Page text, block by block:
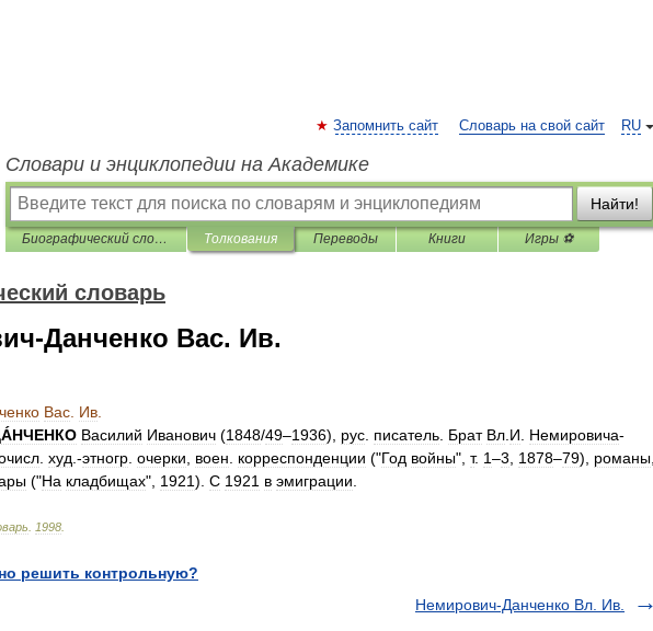
RU
Запомнить сайт Словарь на свой сайт
Словари и энциклопедии на Академике
Найти!
Биографический словарь Толкования Переводы Книги Игры ⚽
словарь
Данченко Вас. Ив.
Вас Ив
Василий Иванович (1848/49–1936), рус писатель Брат Вл И Немировича-
худ .-этногр очерки воен корреспонденции ("Год войны", т. 1–3 1878–79), романы
("На кладбищах", 1921). С 1921 в эмиграции
1998
решить контрольную?
Немирович-Данченко Вл. Ив.